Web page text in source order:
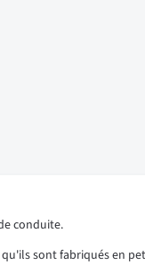
conduite.
sont fabriqués en